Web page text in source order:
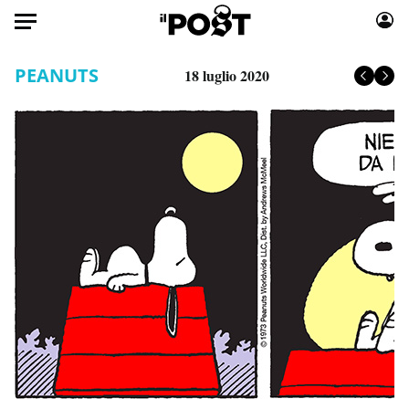
HOME
Internet
Scienza
Cultura
Economia
Sport
Moda
Libri
Consumismi
Storie/Idee
Ok Boomer!
Media
Europa
Altrecose
Mondiali calcio 2026
PEANUTS 18 luglio 2020